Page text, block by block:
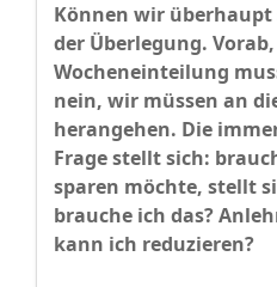
Können wir überhaupt
der Überlegung.
Wocheneinteilung
nein, wir müssen an
herangehen. Die
Frage stellt sich:
sparen möchte, stellt
brauche ich das?
kann ich reduzieren?